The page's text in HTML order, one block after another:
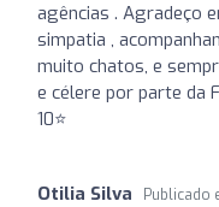
agências . Agradeço
simpatia ,
muito chatos, e
e célere por parte da
10⭐️
Otilia Silva Publicado